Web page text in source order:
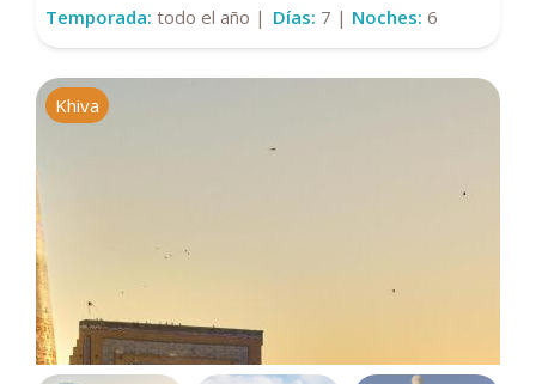
Temporada: todo el año | Días: 7 | Noches: 6
Khiva